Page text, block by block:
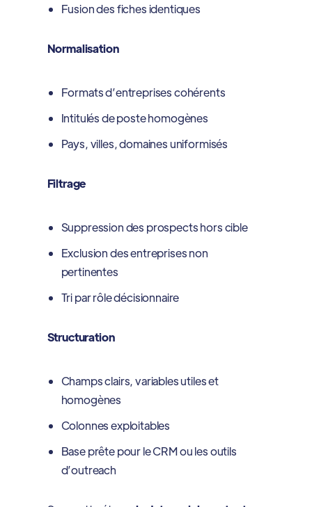
Fusion des fiches identiques
Normalisation
Formats d’entreprises cohérents
Intitulés de poste homogènes
Pays, villes, domaines uniformisés
Filtrage
Suppression des prospects hors cible
Exclusion des entreprises non
pertinentes
Tri par rôle décisionnaire
Structuration
Champs clairs, variables utiles et
homogènes
Colonnes exploitables
Base prête pour le CRM ou les outils
d’outreach